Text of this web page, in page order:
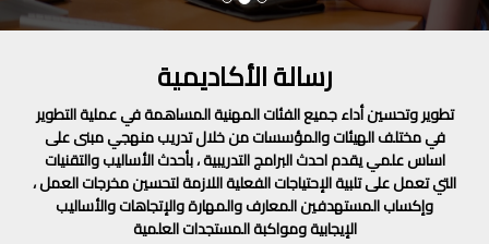
رسالة الأكاديمية
تطوير وتحسين أداء جميع الفئات المهنية المساهمة في عملية التطوير
في مختلف الهيئات والمؤسسات من خلال تدريب منهجي مبنى على
اساس علمي يقدم احدث البرامج التدريبية ، بأحدث الأساليب والتقنيات
التي تعمل على تلبية الإحتياجات الفعلية اللازمة لتحسين مخرجات العمل ،
وإكساب المستهدفين المعارف والمهارة والإتجاهات والأساليب
الإيجابية ومواكبة المستجدات العلمية